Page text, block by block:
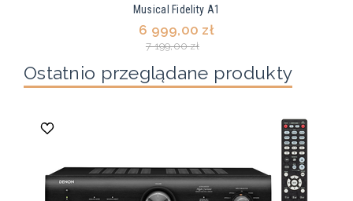
Musical Fidelity A1
6 999,00 zł
7 199,00 zł
Ostatnio przeglądane produkty